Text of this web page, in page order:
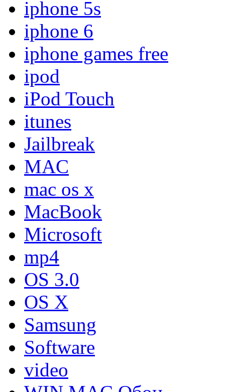
iphone 5s
iphone 6
iphone games free
ipod
iPod Touch
itunes
Jailbreak
MAC
mac os x
MacBook
Microsoft
mp4
OS 3.0
OS X
Samsung
Software
video